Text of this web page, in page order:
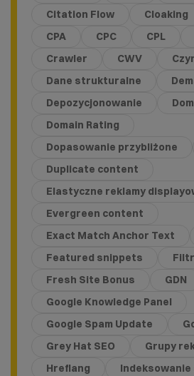
Citation Flow
Cloaking
CPA
CPC CPL
Crawler
CWV
Dane strukturalne
Depozycjonowanie
Domain Rating
Dopasowanie przybliżone
Duplicate content
Elastyczne reklamy
Evergreen content
Exact Match Anchor Text
Featured snippets
Fresh Site Bonus
GDN
Google Knowledge Panel
Google Spam Update
Grey Hat SEO
Grupy
Hreflang